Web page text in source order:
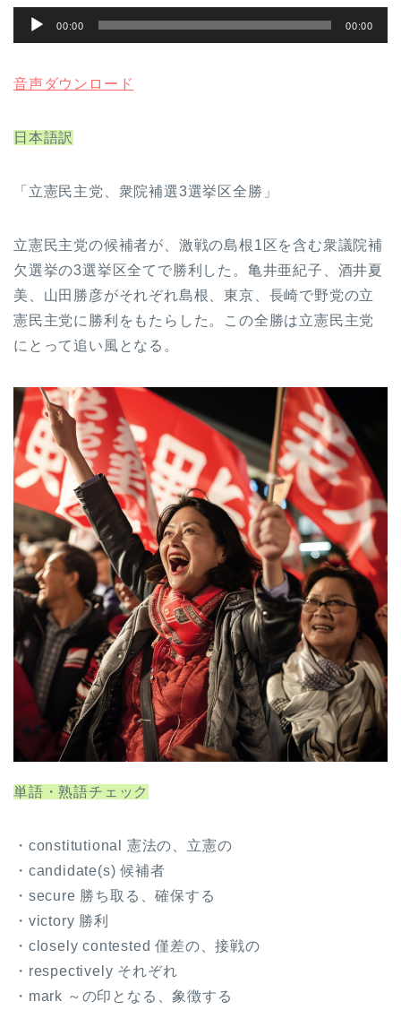
声
レ
ヤ
00:00 00:00
音声ダウンロード
日本語訳
「立憲民主党、衆院補選3選挙区全勝」
立憲民主党の候補者が、激戦の島根1区を含む衆議院補
欠選挙の3選挙区全てで勝利した。亀井亜紀子、酒井夏
美、山田勝彦がそれぞれ島根、東京、長崎で野党の立
憲民主党に勝利をもたらした。この全勝は立憲民主党
にとって追い風となる。
単語・熟語チェック
・constitutional 憲法の、立憲の
・candidate(s) 候補者
・secure 勝ち取る、確保する
・victory 勝利
・closely contested 僅差の、接戦の
・respectively それぞれ
・mark ～の印となる、象徴する